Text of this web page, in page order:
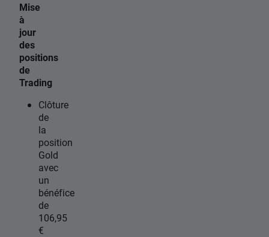
Mise
à
jour
des
positions
de
Trading
Clôture
de
la
position
Gold
avec
un
bénéfice
de
106,95
€